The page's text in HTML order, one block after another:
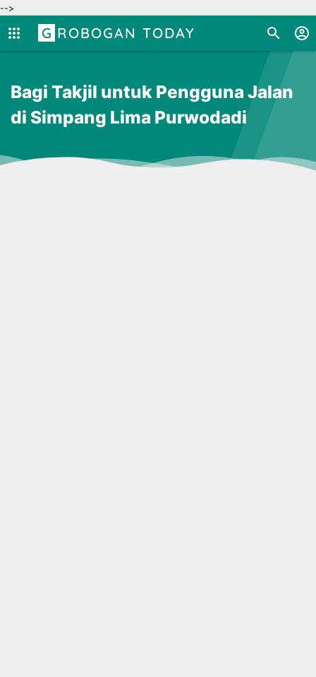
-->
GROBOGAN TODAY
Bagi Takjil untuk Pengguna Jalan
di Simpang Lima Purwodadi